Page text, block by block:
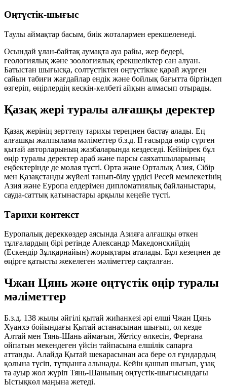
Оңтүстік-шығыс
Таулы аймақтар басым, биік жоталармен ерекшеленеді.
Осындай ұлан-байтақ аумақта ауа райы, жер бедері,
геологиялық және зоологиялық ерекшеліктер сан алуан.
Батыстан шығысқа, солтүстіктен оңтүстікке қарай жүрген
сайын табиғи жағдайлар ендік және бойлық бағытта біртіндеп
өзгеріп, өңірлердің кескін-келбеті айқын алмасып отырады.
Қазақ жері туралы алғашқы деректер
Қазақ жерінің зерттелу тарихы тереңнен бастау алады. Ең
алғашқы жалпылама мәліметтер б.з.д. II ғасырда өмір сүрген
қытай авторларының жазбаларында кездеседі. Кейінірек бұл
өңір туралы деректер араб және парсы саяхатшыларының
еңбектерінде де молая түсті. Орта және Орталық Азия, Сібір
мен Қазақстанды жүйелі танып-білу үрдісі Ресей мемлекетінің
Азия және Еуропа елдерімен дипломатиялық байланыстары,
сауда-саттық қатынастары арқылы кеңейе түсті.
Тарихи контекст
Еуропалық дереккөздер аясында Азияға алғашқы өткен
тұлғалардың бірі ретінде Александр Македонскийдің
(Ескендір Зұлқарнайын) жорықтары аталады. Бұл кезеңнен де
өңірге қатысты жекелеген мәліметтер сақталған.
Чжан Цянь және оңтүстік өңір туралы
мәліметтер
Б.з.д. 138 жылы әйгілі қытай жиһанкезі әрі елші Чжан Цянь
Хуанхэ бойындағы Қытай астанасынан шығып, ол кезде
Алтай мен Тянь-Шань аймағын, Жетісу өлкесін, Ферғана
ойпатын мекендеген үйсін тайпасына елшілік сапарға
аттанды. Алайда Қытай шекарасынан аса бере ол ғұндардың
қолына түсіп, тұтқынға алынады. Кейін қашып шығып, ұзақ
та ауыр жол жүріп Тянь-Шаньның оңтүстік-шығысындағы
Ыстықкөл маңына жетеді.